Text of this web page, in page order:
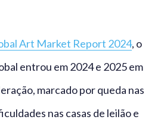
Art Market Report 2024, o
entrou em 2024 e 2025 em
marcado por queda nas
nas casas de leilão e